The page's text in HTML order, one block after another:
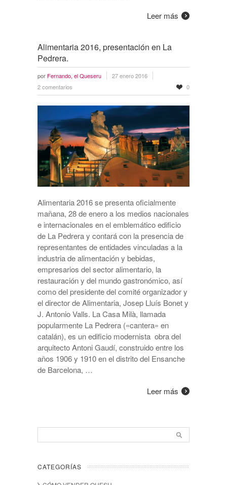
Leer más
Alimentaria 2016, presentación en La
Pedrera.
por Fernando, el Queseru
27 enero 2016
2 comentarios
0
Alimentaria 2016 se presenta oficialmente
mañana, 28 de enero a los medios nacionales
e internacionales en el emblemático edificio
de La Pedrera y contará con la presencia de
representantes de entidades vinculadas a la
industria de alimentación y bebidas,
empresarios del sector alimentario, la
restauración y del mundo gastronómico, así
como del presidente del comité organizador y
el director de Alimentaria, Josep Lluís Bonet y
J. Antonio Valls. La Casa Milà, llamada
popularmente La Pedrera («cantera» en
catalán), es un edificio modernista obra del
arquitecto Antoni Gaudí, construido entre los
años 1906 y 1910 en el distrito del Ensanche
de Barcelona, …
Leer más
CATEGORÍAS